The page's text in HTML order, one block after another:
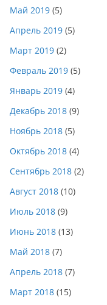
Май 2019 (5)
Апрель 2019 (5)
Март 2019 (2)
Февраль 2019 (5)
Январь 2019 (4)
Декабрь 2018 (9)
Ноябрь 2018 (5)
Октябрь 2018 (4)
Сентябрь 2018 (2)
Август 2018 (10)
Июль 2018 (9)
Июнь 2018 (13)
Май 2018 (7)
Апрель 2018 (7)
Март 2018 (15)